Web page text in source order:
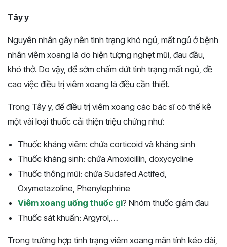
Tây y
Nguyên nhân gây nên tình trạng khó ngủ, mất ngủ ở bệnh
nhân viêm xoang là do hiện tượng nghẹt mũi, đau đầu,
khó thở. Do vậy, để sớm chấm dứt tình trạng mất ngủ, đề
cao việc điều trị viêm xoang là điều cần thiết.
Trong Tây y, để điều trị viêm xoang các bác sĩ có thể kê
một vài loại thuốc cải thiện triệu chứng như:
Thuốc kháng viêm: chứa corticoid và kháng sinh
Thuốc kháng sinh: chứa Amoxicillin, doxycycline
Thuốc thông mũi: chứa Sudafed Actifed,
Oxymetazoline, Phenylephrine
Viêm xoang uống thuốc gì? Nhóm thuốc giảm đau
Thuốc sát khuẩn: Argyrol,…
Trong trường hợp tình trạng viêm xoang mãn tính kéo dài,